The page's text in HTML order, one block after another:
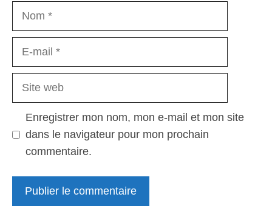
Nom
Site
Enregistrer mon nom, mon e-mail et mon site
dans le navigateur pour mon prochain
commentaire.